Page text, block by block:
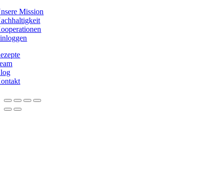
Mission